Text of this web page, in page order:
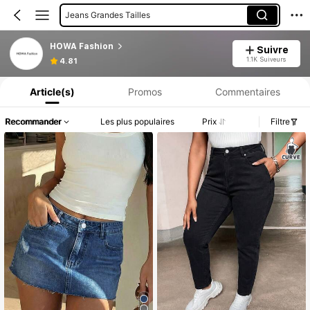
Jeans Grandes Tailles
HOWA Fashion
4.81
Suivre
1.1K Suiveurs
Informations produit : Divulgation des prix, détails sur les ventes et le stock.
Article(s) Promos Commentaires
Recommander Les plus populaires Prix Filtre